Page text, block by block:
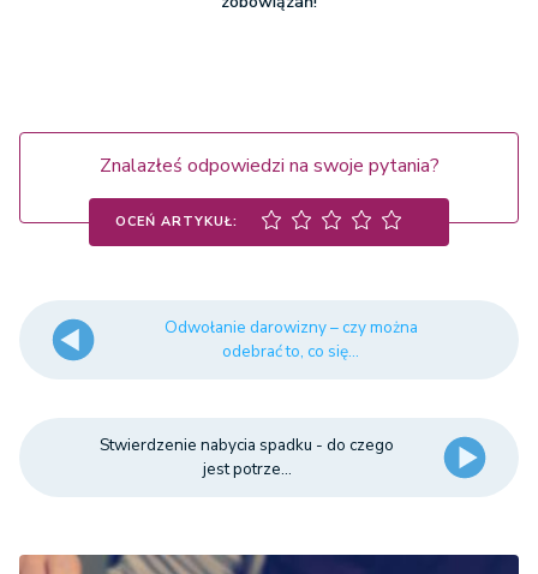
Znalazłeś odpowiedzi na swoje pytania?
OCEŃ ARTYKUŁ:
Odwołanie darowizny – czy można
odebrać to, co się...
Stwierdzenie nabycia spadku - do czego
jest potrze...